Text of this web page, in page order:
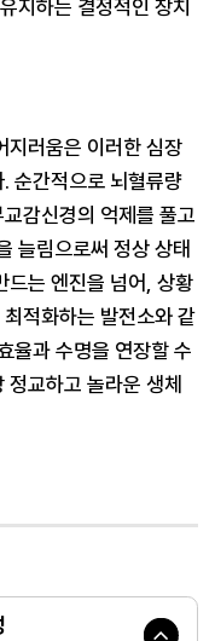
지하는 결정적인 장치
지러움은 이러한 심장
순간적으로 뇌혈류량
감신경의 억제를 풀고
늘림으로써 정상 상태
드는 엔진을 넘어, 상황
적화하는 발전소와 같
율과 수명을 연장할 수
교하고 놀라운 생체